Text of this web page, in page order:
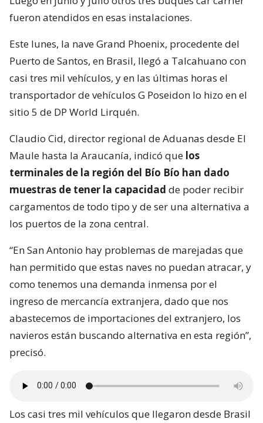
fueron atendidos en esas instalaciones.
Este lunes, la nave Grand Phoenix, procedente del
Puerto de Santos, en Brasil, llegó a Talcahuano con
casi tres mil vehículos, y en las últimas horas el
transportador de vehículos G Poseidon lo hizo en el
sitio 5 de DP World Lirquén.
Claudio Cid, director regional de Aduanas desde El
Maule hasta la Araucanía, indicó que los
terminales de la región del Bío Bío han dado
muestras de tener la capacidad de poder recibir
cargamentos de todo tipo y de ser una alternativa a
los puertos de la zona central.
“En San Antonio hay problemas de marejadas que
han permitido que estas naves no puedan atracar, y
como tenemos una demanda inmensa por el
ingreso de mercancía extranjera, dado que nos
abastecemos de importaciones del extranjero, los
navieros están buscando alternativa en esta región”,
precisó.
Los casi tres mil vehículos que llegaron desde Brasil